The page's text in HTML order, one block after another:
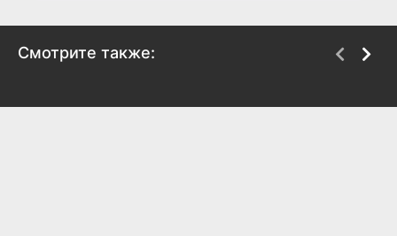
Смотрите также: